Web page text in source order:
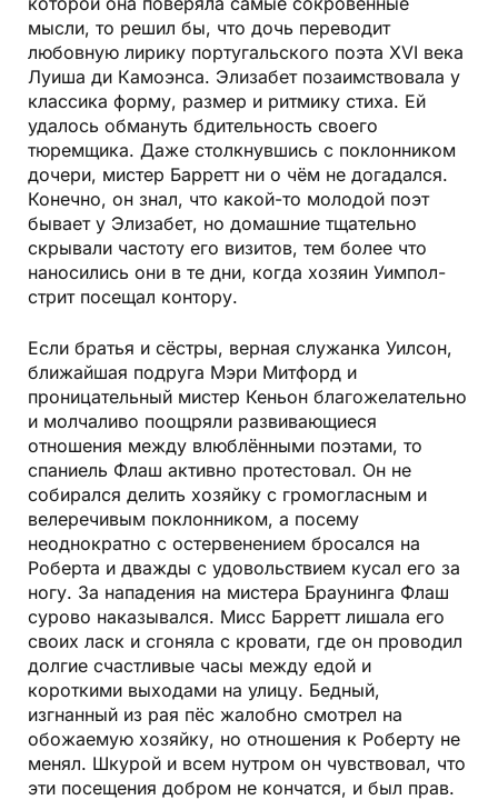
мысли, то решил бы, что дочь переводит
любовную лирику португальского поэта XVI века
Луиша ди Камоэнса. Элизабет позаимствовала у
классика форму, размер и ритмику стиха. Ей
удалось обмануть бдительность своего
тюремщика. Даже столкнувшись с поклонником
дочери, мистер Барретт ни о чём не догадался.
Конечно, он знал, что какой-то молодой поэт
бывает у Элизабет, но домашние тщательно
скрывали частоту его визитов, тем более что
наносились они в те дни, когда хозяин Уимпол-
стрит посещал контору.
Если братья и сёстры, верная служанка Уилсон,
ближайшая подруга Мэри Митфорд и
проницательный мистер Кеньон благожелательно
и молчаливо поощряли развивающиеся
отношения между влюблёнными поэтами, то
спаниель Флаш активно протестовал. Он не
собирался делить хозяйку с громогласным и
велеречивым поклонником, а посему
неоднократно с остервенением бросался на
Роберта и дважды с удовольствием кусал его за
ногу. За нападения на мистера Браунинга Флаш
сурово наказывался. Мисс Барретт лишала его
своих ласк и сгоняла с кровати, где он проводил
долгие счастливые часы между едой и
короткими выходами на улицу. Бедный,
изгнанный из рая пёс жалобно смотрел на
обожаемую хозяйку, но отношения к Роберту не
менял. Шкурой и всем нутром он чувствовал, что
эти посещения добром не кончатся, и был прав.